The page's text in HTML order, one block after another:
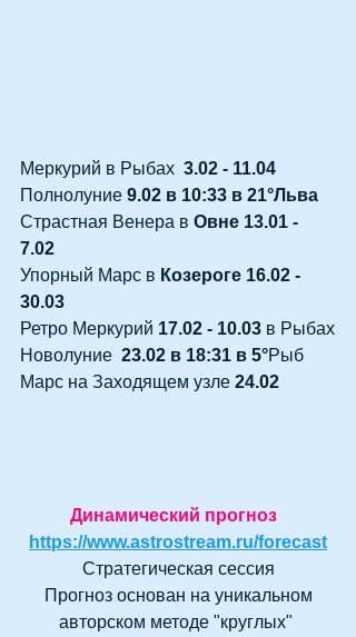
Меркурий в Рыбах 3.02 - 11.04
Полнолуние 9.02 в 10:33 в 21°Льва
Страстная Венера в Овне 13.01 -
7.02
Упорный Марс в Козероге 16.02 -
30.03
Ретро Меркурий 17.02 - 10.03 в Рыбах
Новолуние 23.02 в 18:31 в 5°Рыб
Марс на Заходящем узле 24.02
Динамический прогноз
https://www.astrostream.ru/forecast
Стратегическая сессия
авторском методе "круглых"